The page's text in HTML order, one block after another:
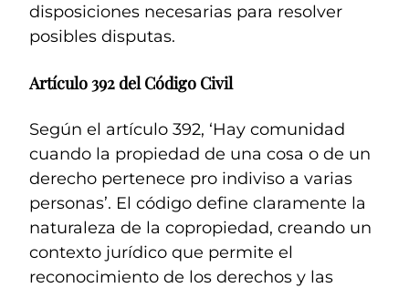
disposiciones necesarias para resolver
posibles disputas.
Artículo 392 del Código Civil
Según el artículo 392, ‘Hay comunidad
cuando la propiedad de una cosa o de un
derecho pertenece pro indiviso a varias
personas’. El código define claramente la
naturaleza de la copropiedad, creando un
contexto jurídico que permite el
reconocimiento de los derechos y las